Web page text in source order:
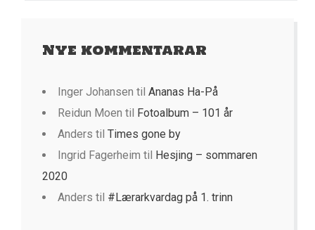
Nye kommentarar
Inger Johansen til Ananas Ha-På
Reidun Moen til
Fotoalbum – 101 år
Anders til Times gone by
Ingrid Fagerheim til
Hesjing – sommaren
2020
Anders til #Lærarkvardag på 1. trinn